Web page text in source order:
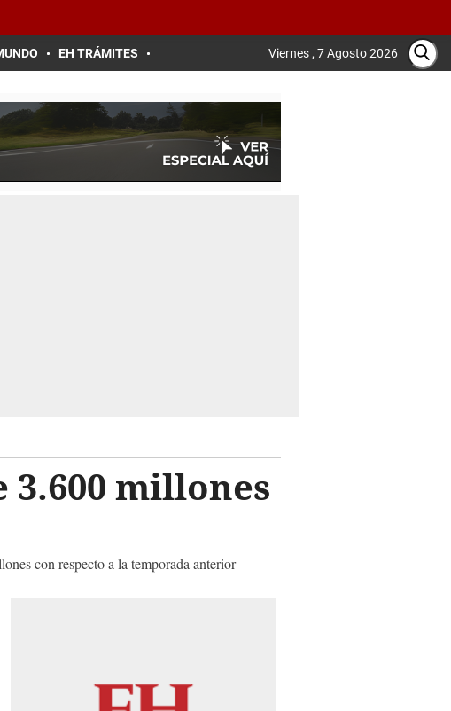
EH TRÁMITES Viernes , 7 Agosto 2026
3.600 millones
con respecto a la temporada anterior